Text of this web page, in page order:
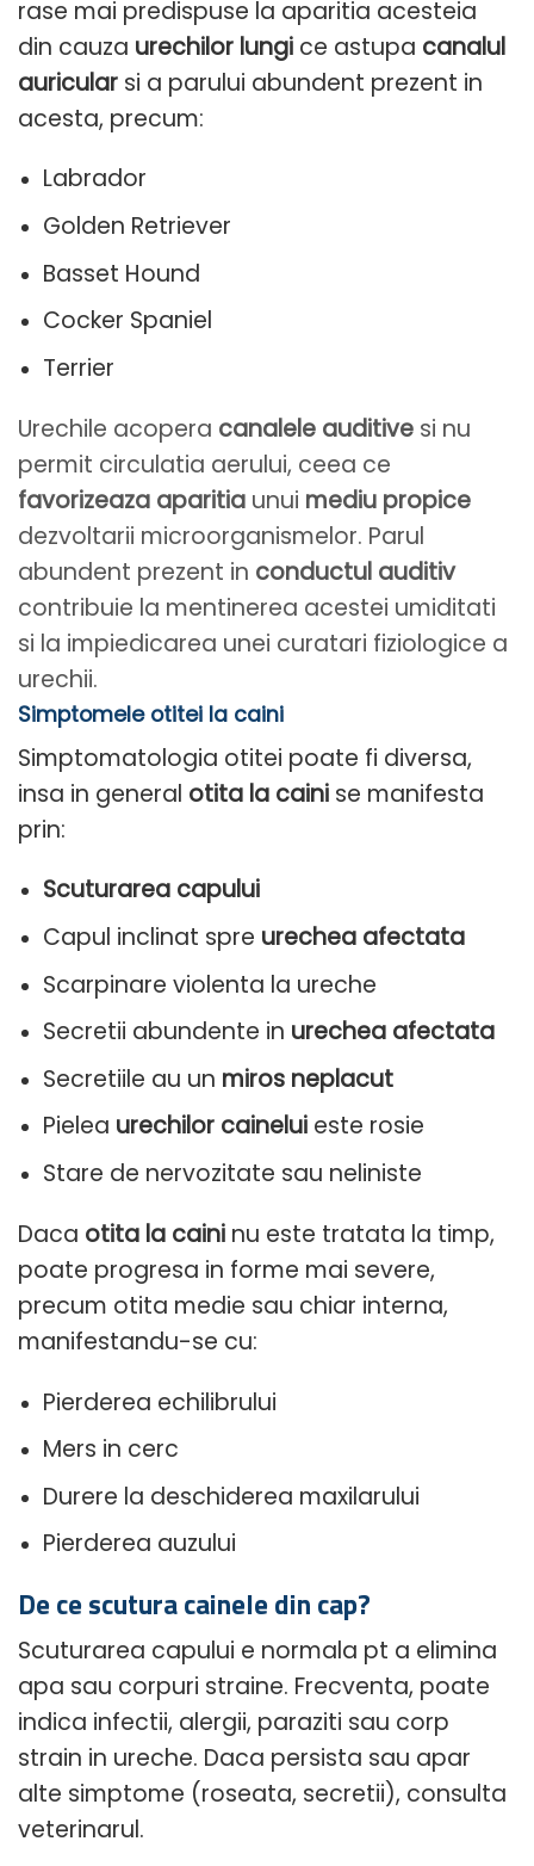
rase mai predispuse la aparitia acesteia
din cauza urechilor lungi ce astupa canalul
auricular si a parului abundent prezent in
acesta, precum:
Labrador
Golden Retriever
Basset Hound
Cocker Spaniel
Terrier
Urechile acopera canalele auditive si nu
permit circulatia aerului, ceea ce
favorizeaza aparitia unui mediu propice
dezvoltarii microorganismelor. Parul
abundent prezent in conductul auditiv
contribuie la mentinerea acestei umiditati
si la impiedicarea unei curatari fiziologice a
urechii.
Simptomele otitei la caini
Simptomatologia otitei poate fi diversa,
insa in general otita la caini se manifesta
prin:
Scuturarea capului
Capul inclinat spre urechea afectata
Scarpinare violenta la ureche
Secretii abundente in urechea afectata
Secretiile au un miros neplacut
Pielea urechilor caineluieste rosie
Stare de nervozitate sau neliniste
Daca otita la caini nu este tratata la timp,
poate progresa in forme mai severe,
precum otita medie sau chiar interna,
manifestandu-se cu:
Pierderea echilibrului
Mers in cerc
Durere la deschiderea maxilarului
Pierderea auzului
De ce scutura cainele din cap?
Scuturarea capului e normala pt a elimina
apa sau corpuri straine. Frecventa, poate
indica infectii, alergii, paraziti sau corp
strain in ureche. Daca persista sau apar
alte simptome (roseata, secretii), consulta
veterinarul.